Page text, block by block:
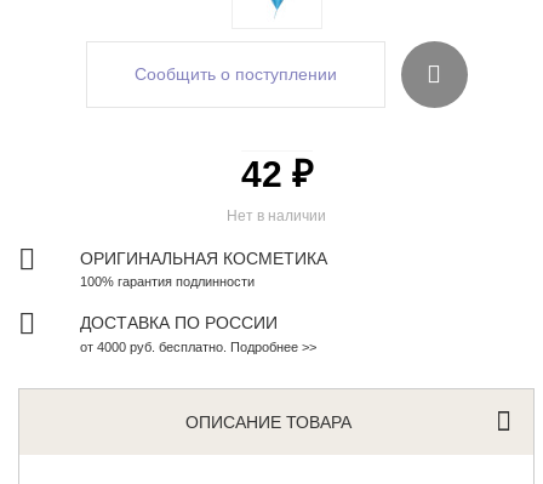
Сообщить о поступлении
Нет в наличии
42 ₽
ОРИГИНАЛЬНАЯ КОСМЕТИКА
100% гарантия подлинности
ДОСТАВКА ПО РОССИИ
от 4000 руб. бесплатно. Подробнее >>
ОПИСАНИЕ ТОВАРА